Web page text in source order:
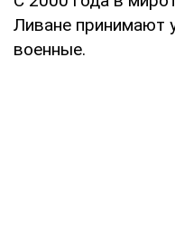
Ливане принимают
военные.